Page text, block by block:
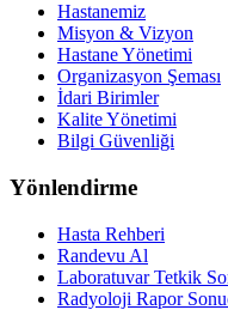
Hastanemiz
Misyon & Vizyon
Hastane Yönetimi
Organizasyon Şeması
İdari Birimler
Kalite Yönetimi
Bilgi Güvenliği
Yönlendirme
Hasta Rehberi
Randevu Al
Laboratuvar Tetkik
Radyoloji Rapor